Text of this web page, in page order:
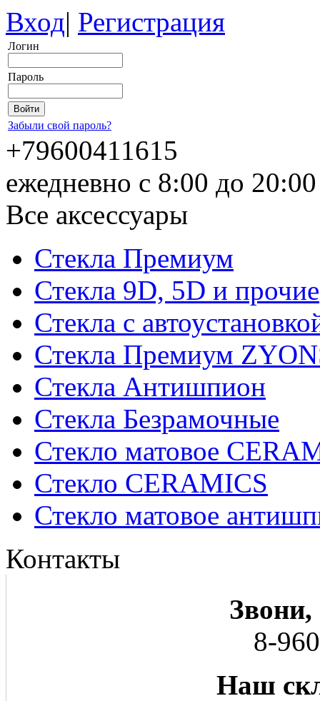
Вход| Регистрация
Логин
Пароль
Забыли свой пароль?
+79600411615
ежедневно с 8:00 до
Все аксессуары
Стекла Премиум
Стекла 9D, 5D и прочие
Стекла с
Стекла Премиум
Стекла Антишпион
Стекла Безрамочные
Стекло матовое
Стекло CERAMICS
Стекло матовое
Контакты
8-
Наш